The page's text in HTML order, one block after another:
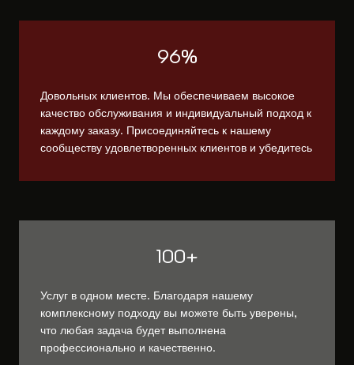
96%
Довольных клиентов. Мы обеспечиваем высокое
качество обслуживания и индивидуальный подход к
каждому заказу. Присоединяйтесь к нашему
сообществу удовлетворенных клиентов и убедитесь
100+
Услуг в одном месте. Благодаря нашему
комплексному подходу вы можете быть уверены,
что любая задача будет выполнена
профессионально и качественно.